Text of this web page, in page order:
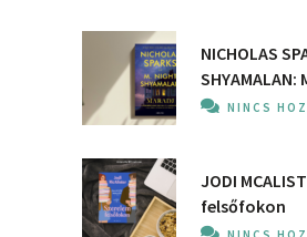
NICHOLAS
SHYAMALAN:
NINCS
JODI
felsőfokon